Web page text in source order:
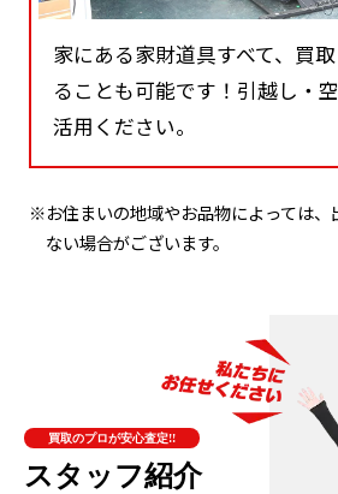
家にある家財道具すべて、買
ることも可能です！引越し・
活用ください。
※お住まいの地域やお品物によっては、
ない場合がございます。
買取のプロが安心査定!!
スタッフ紹介